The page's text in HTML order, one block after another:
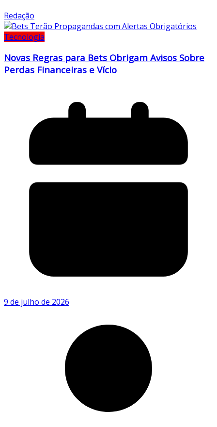
Redação
Tecnologia
Novas Regras para Bets Obrigam Avisos Sobre
Perdas Financeiras e Vício
9 de julho de 2026